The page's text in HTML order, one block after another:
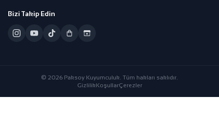
Bizi Takip Edin
© 2026 Paksoy Kuyumculuk. Tüm hakları saklıdır.
GizlilikKoşullarÇerezler